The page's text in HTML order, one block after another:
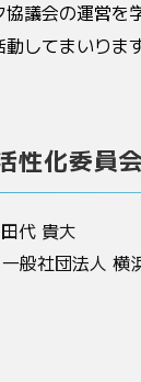
議会の運営を
してまいります
性化委員会
代 貴大
般社団法人 横